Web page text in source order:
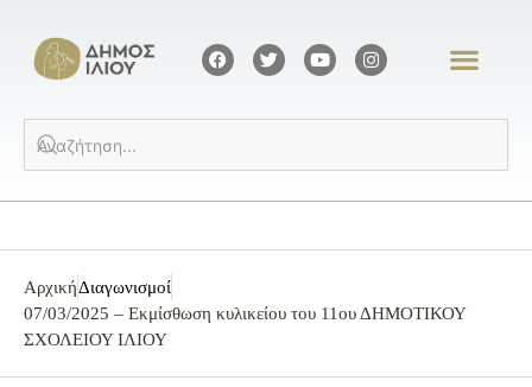
ΑρχικήΔιαγωνισμοί
07/03/2025 – Eκμίσθωση κυλικείου του 11ου ΔΗΜΟΤΙΚΟΥ
ΣΧΟΛΕΙΟΥ ΙΛΙΟΥ